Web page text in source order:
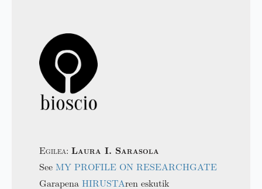
Egilea: Laura I. Sarasola
See MY PROFILE ON RESEARCHGATE
Garapena HIRUSTAren eskutik